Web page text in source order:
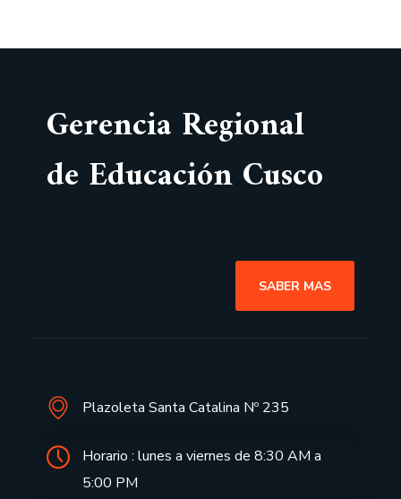
Gerencia Regional
de Educación Cusco
SABER MAS
Plazoleta Santa Catalina Nº 235
Horario : lunes a viernes de 8:30 AM a
5:00 PM